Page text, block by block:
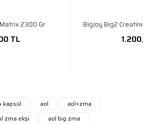
2300 Gr
TL
BigJoy Big2
kapsül
aol
aol+zma
zma ekşi
aol big zma